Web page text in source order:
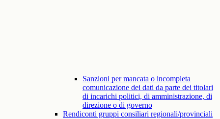
Sanzioni per mancata o incompleta
comunicazione dei dati da parte dei titolari
di incarichi politici, di amministrazione, di
direzione o di governo
Rendiconti gruppi consiliari regionali/provinciali